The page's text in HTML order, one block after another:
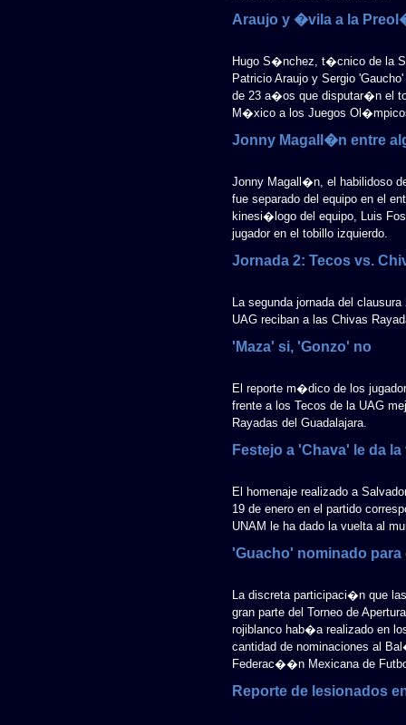
Araujo y �vila a la
Hugo S�nchez, t�cnico de la
Patricio Araujo y Sergio
de 23 a�os que disputar�n el
M�xico a los Juegos
Jonny Magall�n entre
Jonny Magall�n, el habilidoso
fue separado del equipo en el
kinesi�logo del equipo, Luis
jugador en el tobillo izquierdo.
Jornada 2: Tecos vs.
La segunda jornada del
UAG reciban a las Chivas
'Maza' si, 'Gonzo' no
El reporte m�dico de los
frente a los Tecos de la UAG
Rayadas del Guadalajara.
Festejo a 'Chava' le da
El homenaje realizado a
19 de enero en el partido
UNAM le ha dado la vuelta al
'Guacho' nominado
La discreta participaci�n que
gran parte del Torneo de
rojiblanco hab�a realizado en
cantidad de nominaciones al
Federac��n Mexicana de
Reporte de lesionados